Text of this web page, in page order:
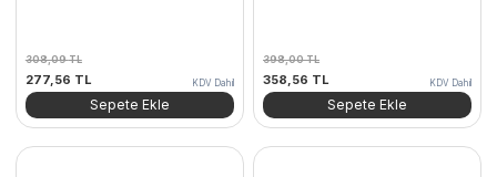
308,09TL
Orijinal
fiyat:
308,09 TL.
277,56 TL
andaki
fiyat:
KDV Dahil
Sepete Ekle
398,00TL
Orijinal
fiyat:
398,00 TL.
358,56 TL
andaki
fiyat:
KDV Dahil
Sepete Ekle